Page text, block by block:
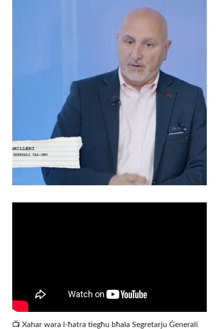
📺 Xahar wara l-ħatra tiegħu bħala Segretarju Ġenerali